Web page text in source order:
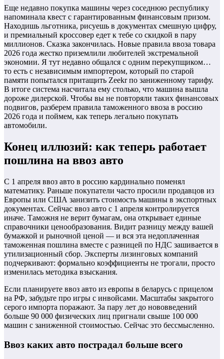
Еще недавно покупка машины через соседнюю республику
напоминала квест с гарантированным финансовым призом.
Находишь льготника, рисуешь в документах смешную цифру,
и премиальный кроссовер едет к тебе со скидкой в пару
миллионов. Сказка закончилась. Новые правила ввоза товара
2026 года жестко приземлили любителей экстремальной
экономии. Я тут недавно общался с одним перекупщиком…
то есть с независимым импортером, который по старой
памяти попытался притащить Zeekr по заниженному тарифу.
В итоге система насчитала ему столько, что машина вышла
дороже дилерской. Чтобы вы не повторяли таких финансовых
подвигов, разберем правила таможенного ввоза в россию
2026 года и поймем, как теперь легально покупать
автомобили.
Конец иллюзий: как теперь работает
пошлина на ввоз авто
С 1 апреля ввоз авто в россию кардинально поменял
математику. Раньше покупатели часто просили продавцов из
Европы или США занизить стоимость машины в экспортных
документах. Сейчас ввоз авто с 1 апреля контролируется
иначе. Таможня не верит бумагам, она открывает единые
справочники ценообразования. Видит разницу между вашей
бумажкой и рыночной ценой — и вся эта недоплаченная
таможенная пошлина вместе с разницей по НДС зашивается в
утилизационный сбор. Эксперты лизинговых компаний
подчеркивают: формально коэффициенты не трогали, просто
изменилась методика взыскания.
Если планируете ввоз авто из европы в беларусь с прицелом
на РФ, забудьте про игры с инвойсами. Масштабы закрытого
серого импорта поражают. За пару лет до нововведений
больше 90 000 физических лиц пригнали свыше 100 000
машин с заниженной стоимостью. Сейчас это бессмысленно.
Ввоз каких авто пострадал больше всего